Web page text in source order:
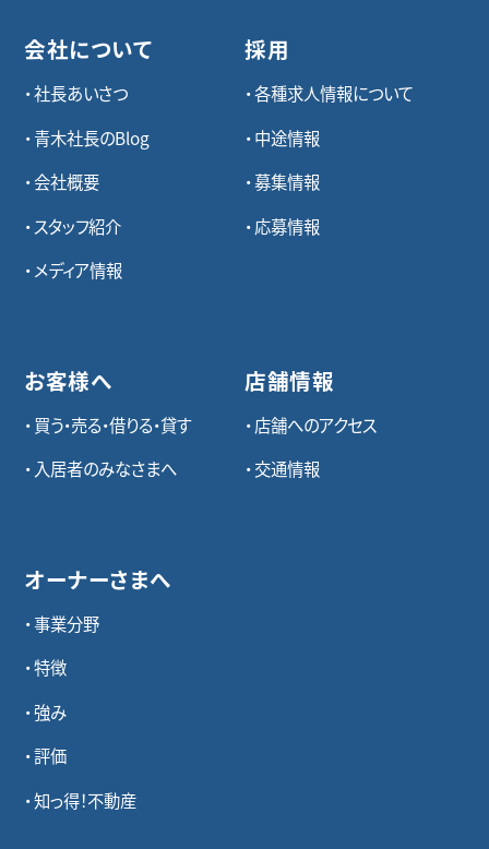
会社について
社長あいさつ
青木社長のBlog
会社概要
スタッフ紹介
メディア情報
お客様へ
買う・売る・借りる・貸す
入居者のみなさまへ
オーナーさまへ
事業分野
特徴
強み
評価
知っ得！不動産
採用
各種求⼈情報について
中途情報
募集情報
応募情報
店舗情報
店舗へのアクセス
交通情報